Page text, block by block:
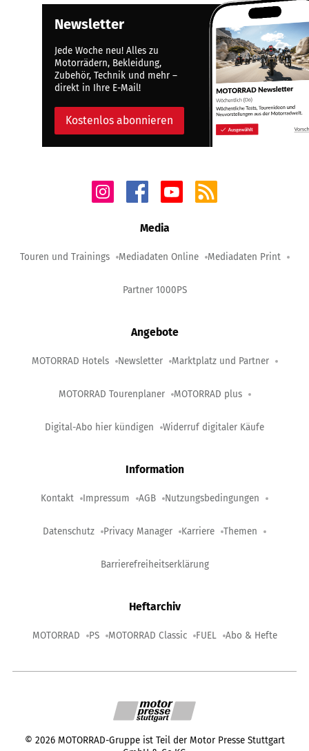
Newsletter
Jede Woche neu! Alles zu
Motorrädern, Bekleidung,
Zubehör, Technik und mehr –
direkt in Ihre E-Mail!
Kostenlos abonnieren
Media
Touren und Trainings Mediadaten Online Mediadaten Print
Partner 1000PS
Angebote
MOTORRAD Hotels Newsletter Marktplatz und Partner
MOTORRAD Tourenplaner MOTORRAD plus
Digital-Abo hier kündigen Widerruf digitaler Käufe
Information
Kontakt Impressum AGB Nutzungsbedingungen
Datenschutz Privacy Manager Karriere Themen
Barrierefreiheitserklärung
Heftarchiv
MOTORRAD PS MOTORRAD Classic FUEL Abo & Hefte
© 2026 MOTORRAD-Gruppe ist Teil der Motor Presse Stuttgart